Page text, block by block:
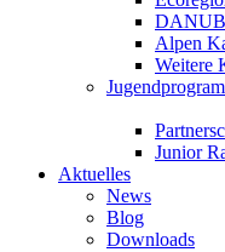
Alpen
Weitere
Junior
Aktuelles
News
Blog
Downloads